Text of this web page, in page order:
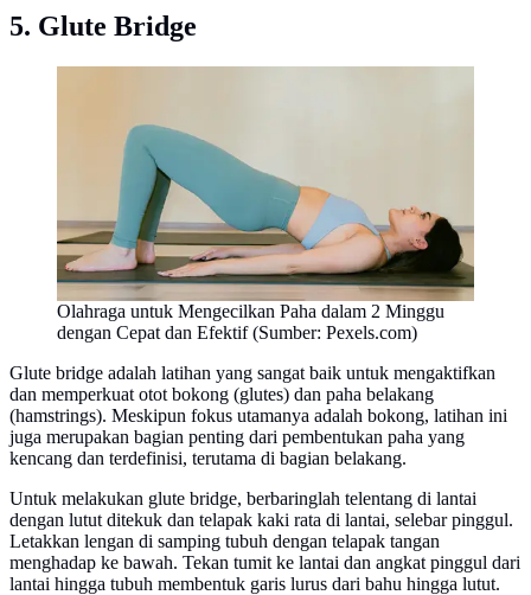
5. Glute Bridge
Olahraga untuk Mengecilkan Paha dalam 2 Minggu
dengan Cepat dan Efektif (Sumber: Pexels.com)
Glute bridge adalah latihan yang sangat baik untuk mengaktifkan
dan memperkuat otot bokong (glutes) dan paha belakang
(hamstrings). Meskipun fokus utamanya adalah bokong, latihan ini
juga merupakan bagian penting dari pembentukan paha yang
kencang dan terdefinisi, terutama di bagian belakang.
Untuk melakukan glute bridge, berbaringlah telentang di lantai
dengan lutut ditekuk dan telapak kaki rata di lantai, selebar pinggul.
Letakkan lengan di samping tubuh dengan telapak tangan
menghadap ke bawah. Tekan tumit ke lantai dan angkat pinggul dari
lantai hingga tubuh membentuk garis lurus dari bahu hingga lutut.